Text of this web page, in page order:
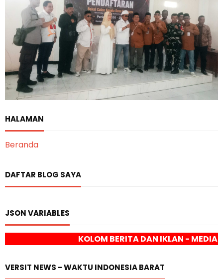
HALAMAN
Beranda
DAFTAR BLOG SAYA
JSON VARIABLES
KOLOM BERITA DAN IKLAN - MEDIA ONLINE VERSIT
VERSIT NEWS - WAKTU INDONESIA BARAT